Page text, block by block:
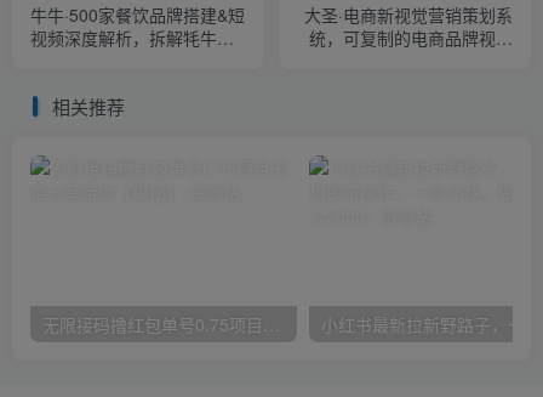
牛牛·500家餐饮品牌搭建&短
视频深度解析，拆解牦牛道
大圣·电商新视觉营销策划系
统，可复制的电商品牌视觉
相关推荐